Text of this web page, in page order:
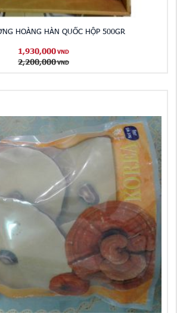
HOÀNG HÀN QUỐC HỘP 500GR
1,930,000 VND
2,200,000 VND